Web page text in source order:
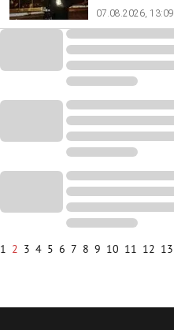
07.08.2026, 13:09
1 2 3 4 5 6 7 8 9 10 11 12 13